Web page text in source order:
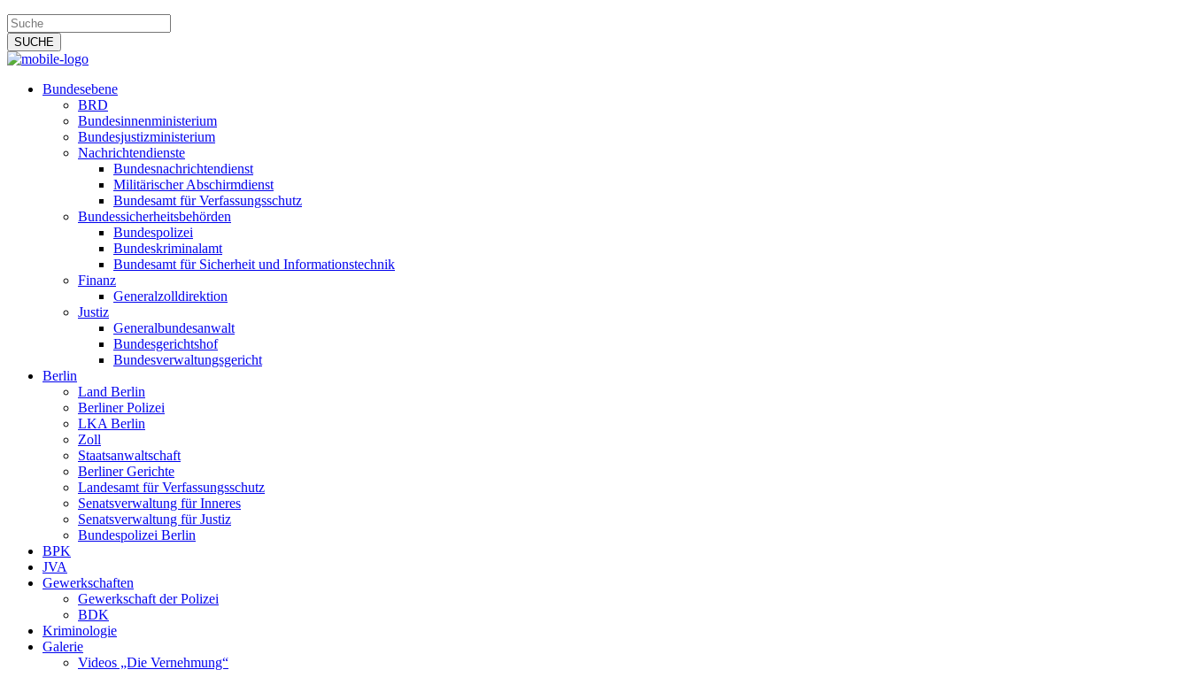
Bundesebene
BRD
Bundesinnenministerium
Bundesjustizministerium
Nachrichtendienste
Bundesnachrichtendienst
Militärischer Abschirmdienst
Bundesamt für Verfassungsschutz
Bundessicherheitsbehörden
Bundespolizei
Bundeskriminalamt
Bundesamt für Sicherheit und Informationstechnik
Finanz
Generalzolldirektion
Justiz
Generalbundesanwalt
Bundesgerichtshof
Bundesverwaltungsgericht
Berlin
Land Berlin
Berliner Polizei
LKA Berlin
Zoll
Staatsanwaltschaft
Berliner Gerichte
Landesamt für Verfassungsschutz
Senatsverwaltung für Inneres
Senatsverwaltung für Justiz
Bundespolizei Berlin
BPK
JVA
Gewerkschaften
Gewerkschaft der Polizei
BDK
Kriminologie
Galerie
Videos „Die Vernehmung“